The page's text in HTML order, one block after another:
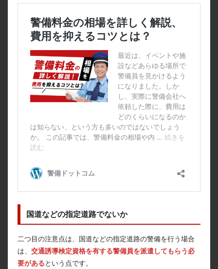
国道などの指定道路でないか
二つ目の注意点は、国道などの指定道路の警備を行う場合
は、 交通誘導検定資格を有する警備員を派遣してもらう必
要があるという点です。